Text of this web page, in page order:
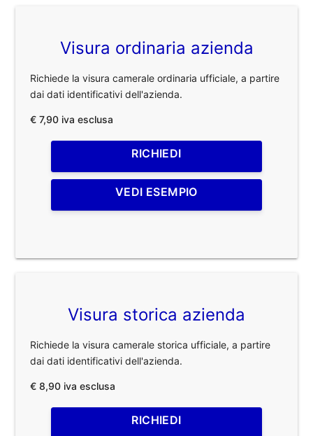
Visura ordinaria azienda
Richiede la visura camerale ordinaria ufficiale, a partire
dai dati identificativi dell'azienda.
€ 7,90 iva esclusa
RICHIEDI
VEDI ESEMPIO
Visura storica azienda
Richiede la visura camerale storica ufficiale, a partire
dai dati identificativi dell'azienda.
€ 8,90 iva esclusa
RICHIEDI